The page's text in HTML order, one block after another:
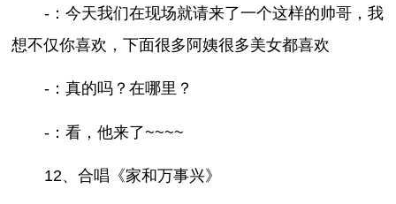
-：今天我们在现场就请来了一个这样的帅哥，我
想不仅你喜欢，下面很多阿姨很多美女都喜欢
-：真的吗？在哪里？
-：看，他来了~~~~
12、合唱《家和万事兴》